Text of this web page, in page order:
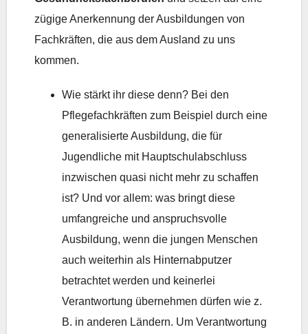
zügige Anerkennung der Ausbildungen von
Fachkräften, die aus dem Ausland zu uns
kommen.
Wie stärkt ihr diese denn? Bei den
Pflegefachkräften zum Beispiel durch eine
generalisierte Ausbildung, die für
Jugendliche mit Hauptschulabschluss
inzwischen quasi nicht mehr zu schaffen
ist? Und vor allem: was bringt diese
umfangreiche und anspruchsvolle
Ausbildung, wenn die jungen Menschen
auch weiterhin als Hinternabputzer
betrachtet werden und keinerlei
Verantwortung übernehmen dürfen wie z.
B. in anderen Ländern. Um Verantwortung